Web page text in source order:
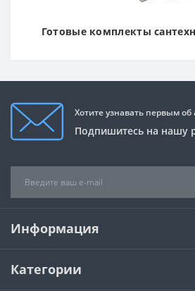
Готовые комплекты
Хотите узнавать первым об
Подпишитесь на нашу
Информация
Категории